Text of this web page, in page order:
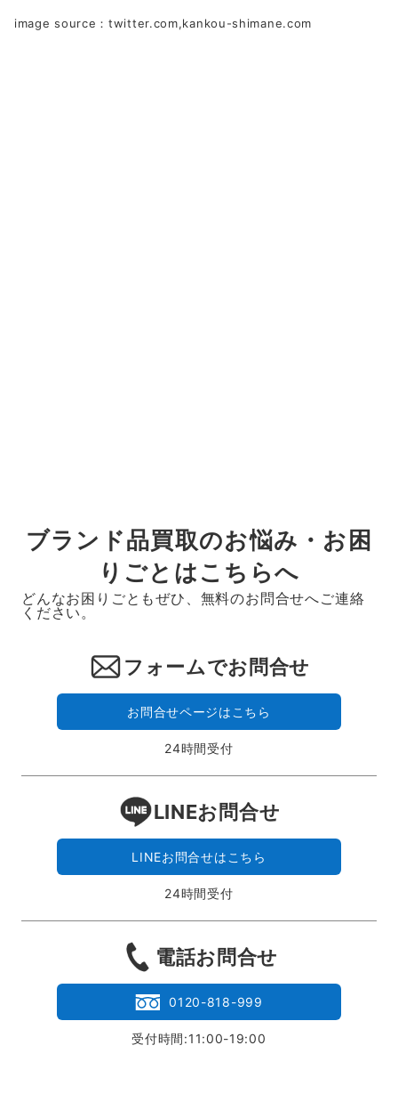
image source：twitter.com,kankou-shimane.com
ブランド品買取のお悩み・お困
りごとはこちらへ
どんなお困りごともぜひ、無料のお問合せへご連絡
ください。
フォームでお問合せ
お問合せページはこちら
24時間受付
LINEお問合せ
LINEお問合せはこちら
24時間受付
電話お問合せ
0120-818-999
受付時間:11:00-19:00